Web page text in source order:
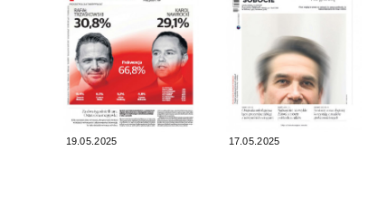
19.05.2025 17.05.2025